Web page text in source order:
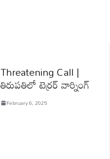
Threatening Call |
తిరుపతిలో టెర్రర్ వార్నింగ్
February 6, 2025